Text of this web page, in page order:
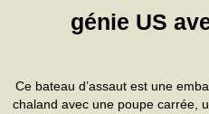
génie US
Ce bateau d’assaut est une
chaland avec une poupe carrée,